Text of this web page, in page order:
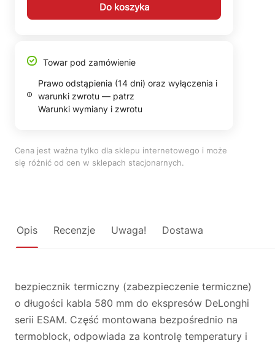
Do koszyka
Towar pod zamówienie
Prawo odstąpienia (14 dni) oraz wyłączenia i
warunki zwrotu — patrz
Warunki wymiany i zwrotu
Cena jest ważna tylko dla sklepu internetowego i może
się różnić od cen w sklepach stacjonarnych.
Opis Recenzje Uwaga! Dostawa
bezpiecznik termiczny (zabezpieczenie termiczne)
o długości kabla 580 mm do ekspresów DeLonghi
serii ESAM. Część montowana bezpośrednio na
termoblock, odpowiada za kontrolę temperatury i